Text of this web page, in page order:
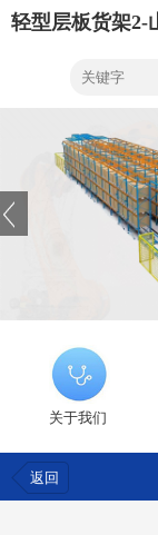
轻型层板货架2-
关于我们
返回